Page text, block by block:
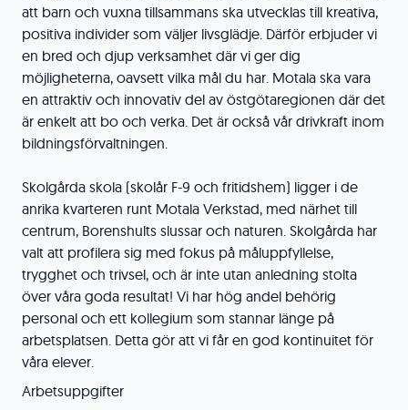
att barn och vuxna tillsammans ska utvecklas till kreativa,
positiva individer som väljer livsglädje. Därför erbjuder vi
en bred och djup verksamhet där vi ger dig
möjligheterna, oavsett vilka mål du har. Motala ska vara
en attraktiv och innovativ del av östgötaregionen där det
är enkelt att bo och verka. Det är också vår drivkraft inom
bildningsförvaltningen.
Skolgårda skola (skolår F-9 och fritidshem) ligger i de
anrika kvarteren runt Motala Verkstad, med närhet till
centrum, Borenshults slussar och naturen. Skolgårda har
valt att profilera sig med fokus på måluppfyllelse,
trygghet och trivsel, och är inte utan anledning stolta
över våra goda resultat! Vi har hög andel behörig
personal och ett kollegium som stannar länge på
arbetsplatsen. Detta gör att vi får en god kontinuitet för
våra elever.
Arbetsuppgifter